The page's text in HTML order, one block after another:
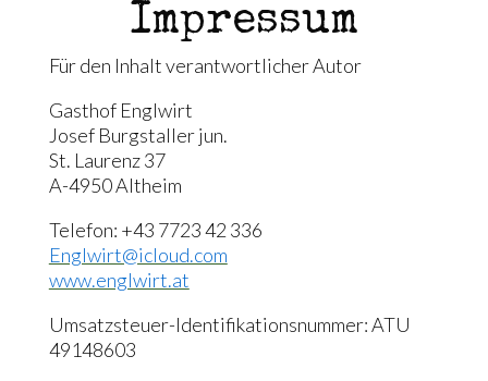
Impressum
Für den Inhalt verantwortlicher Autor
Gasthof Englwirt
Josef Burgstaller jun.
St. Laurenz 37
A-4950 Altheim
Telefon: +43 7723 42 336
Englwirt@icloud.com
www.englwirt.at
Umsatzsteuer-Identifikationsnummer: ATU
49148603